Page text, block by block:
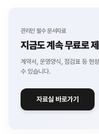
관리인 필수 문서자료
지금도 계속 무료로
계약서, 운영양식, 점검표 등 현
수 있습니다.
자료실 바로가기